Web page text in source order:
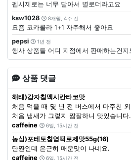
펩시제로는 너무 달아서 별로더라고요
ksw1028
8개월, 4주 전
요즘 코카콜라 1+1 자주해서 좋아요
pepsi
1년 전
행사 상품들 어디 지점에서 판매하는건
상품 댓글
해태)감자칩멕시칸타코맛
처음 먹을 때 몇 년 전 버스에서 마주친
처음 냄새가 그렇지 짭잘하니 맛있습니다.
caffeine
6일, 15시간 전
농심)포테토칩엽떡로제맛55g(16)
단짠인데 은근히 매운맛이 나네요.
caffeine
6일, 15시간 전